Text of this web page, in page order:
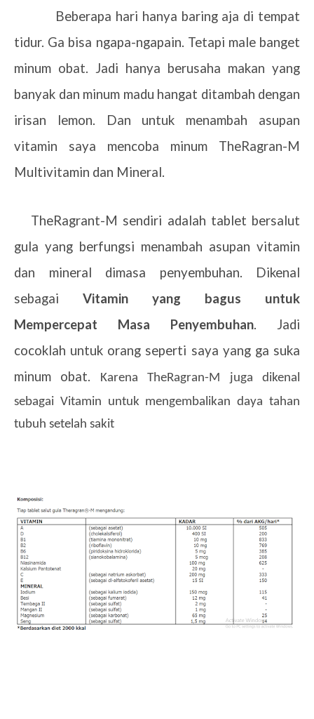
Beberapa hari hanya baring aja di tempat
tidur. Ga bisa ngapa-ngapain. Tetapi male banget
minum obat. Jadi hanya berusaha makan yang
banyak dan minum madu hangat ditambah dengan
irisan lemon. Dan untuk menambah asupan
vitamin saya mencoba minum TheRagran-M
Multivitamin dan Mineral.
TheRagrant-M sendiri adalah tablet bersalut
gula yang berfungsi menambah asupan vitamin
dan mineral dimasa penyembuhan. Dikenal
sebagai Vitamin yang bagus untuk
Mempercepat Masa Penyembuhan. Jadi
cocoklah untuk orang seperti saya yang ga suka
minum obat.
Karena TheRagran-M juga dikenal
sebagai Vitamin untuk mengembalikan daya tahan
tubuh setelah sakit